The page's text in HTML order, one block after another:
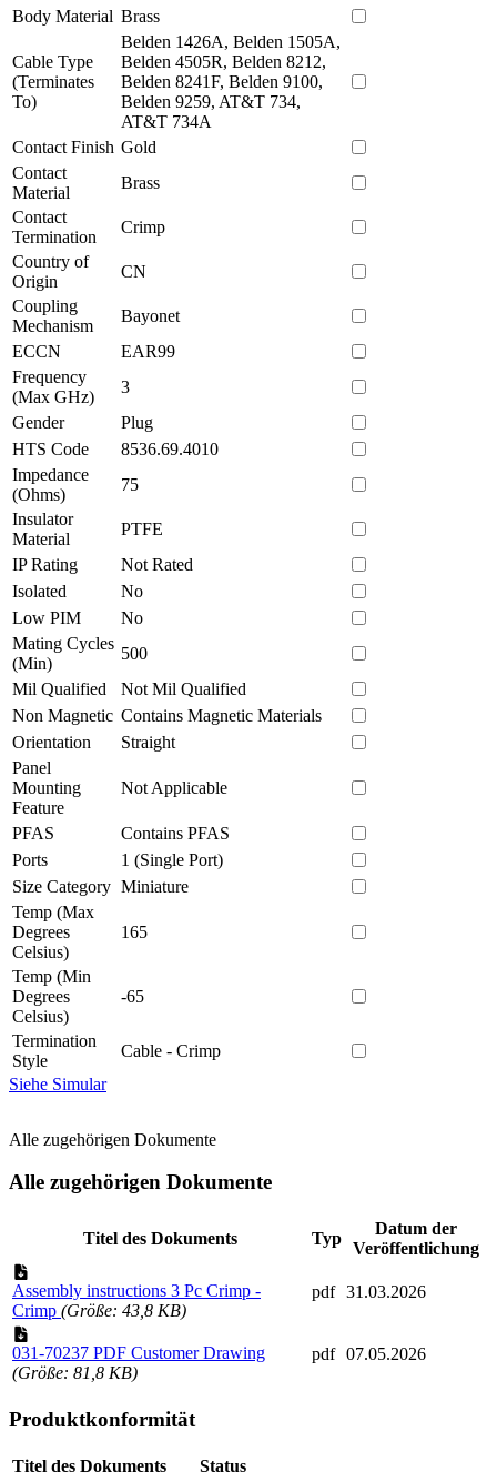
Body Material Brass
Cable Type
(Terminates
To)
Belden 1426A, Belden 1505A,
Belden 4505R, Belden 8212,
Belden 8241F, Belden 9100,
Belden 9259, AT&T 734,
AT&T 734A
Contact Finish Gold
Contact
Material
Brass
Contact
Termination
Crimp
Country of
Origin
CN
Coupling
Mechanism
Bayonet
ECCN
EAR99
Frequency
(Max GHz)
3
Gender
Plug
HTS Code
8536.69.4010
Impedance
(Ohms)
75
Insulator
Material
PTFE
IP Rating
Not Rated
Isolated
No
Low PIM
No
Mating Cycles
(Min)
500
Mil Qualified
Not Mil Qualified
Non Magnetic Contains Magnetic Materials
Orientation
Straight
Panel
Mounting
Feature
Not Applicable
PFAS
Contains PFAS
Ports
1 (Single Port)
Size Category Miniature
Temp (Max
Degrees
Celsius)
165
Temp (Min
Degrees
Celsius)
-65
Termination
Style
Cable - Crimp
Siehe Simular
Alle zugehörigen Dokumente
Alle zugehörigen Dokumente
Titel des Dokuments Typ
Datum der
Veröffentlichung
Assembly instructions 3 Pc Crimp -
Crimp (Größe: 43,8 KB)
pdf 31.03.2026
031-70237 PDF Customer Drawing
(Größe: 81,8 KB)
pdf 07.05.2026
Produktkonformität
Titel des Dokuments
Status